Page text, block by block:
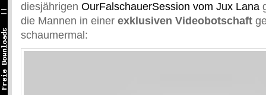
diesjährigen OurFalschauerSession vom Jux Lana
die Mannen in einer exklusiven Videobotschaft
schaumermal: